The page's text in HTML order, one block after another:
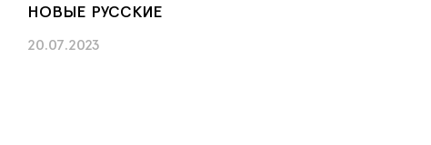
НОВЫЕ РУССКИЕ
20.07.2023